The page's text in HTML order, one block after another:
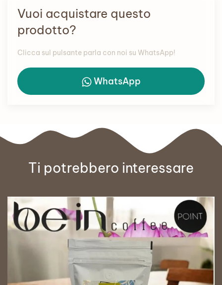
Vuoi acquistare questo
prodotto?
Clicca sul pulsante parla con noi su WhatsApp!
WhatsApp
Ti potrebbero interessare